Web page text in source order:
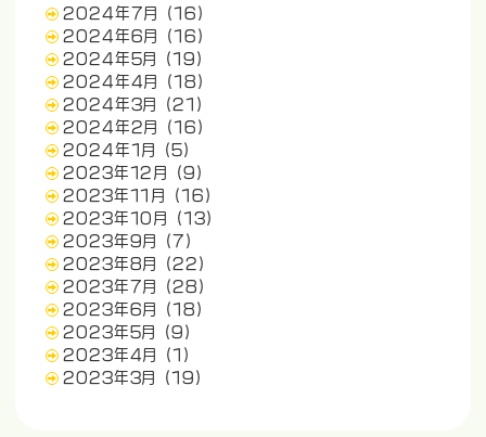
2024年7月
(16)
2024年6月
(16)
2024年5月
(19)
2024年4月
(18)
2024年3月
(21)
2024年2月
(16)
2024年1月
(5)
2023年12月
(9)
2023年11月
(16)
2023年10月
(13)
2023年9月
(7)
2023年8月
(22)
2023年7月
(28)
2023年6月
(18)
2023年5月
(9)
2023年4月
(1)
2023年3月
(19)